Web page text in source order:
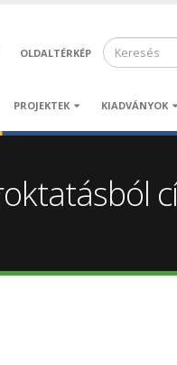
OLDALTÉRKÉP
PROJEKTEK KIADVÁNYOK